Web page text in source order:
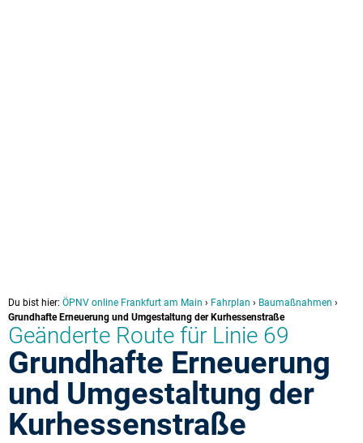
Du bist hier: ÖPNV online Frankfurt am Main › Fahrplan › Baumaßnahmen ›
Grundhafte Erneuerung und Umgestaltung der Kurhessenstraße
Geänderte Route für Linie 69
Grundhafte Erneuerung
und Umgestaltung der
Kurhessenstraße